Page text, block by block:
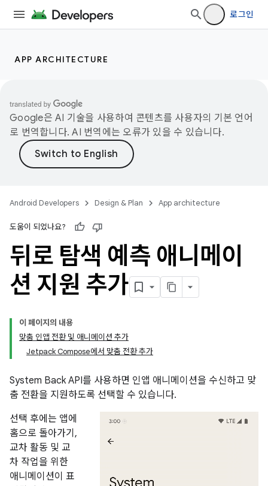
로그인
APP ARCHITECTURE
Google은 AI 기술을 사용하여 콘텐츠를 사용자의 기본 언어
로 번역합니다. AI 번역에는 오류가 있을 수 있습니다.
Android Developers Design & Plan App architecture
도움이 되었나요?
뒤로 탐색 예측 애니메이
션 지원 추가
이 페이지의 내용
맞춤 인앱 전환 및 애니메이션 추가
Jetpack Compose에서 맞춤 전환 추가
System Back API를 사용하면 인앱 애니메이션을 수신하고 맞
춤 전환을 지원하도록 선택할 수 있습니다.
선택 후에는 앱에
홈으로 돌아가기,
교차 활동 및 교
차 작업을 위한
애니메이션이 표